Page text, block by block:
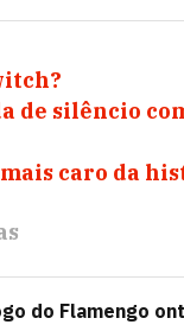
de silêncio
mais caro da
do Flamengo